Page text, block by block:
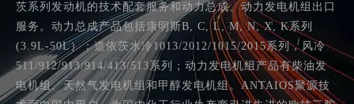
茨系列发动机的技术配套服务和动力总成、动力发电机组出口
服务。动力总成产品包括康明斯B, C, L, M, N, X, K系列
(3.9L-50L）；道依茨水冷1013/2012/1015/2015系列，风冷
511/912/913/914/413/513系列；动力发电机组产品有柴油发
电机组、天然气发电机组和甲醇发电机组。ANTAIOS聚源技